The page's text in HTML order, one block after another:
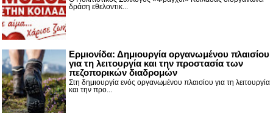
δράση εθελοντικ...
Ερμιονίδα: Δημιουργία οργανωμένου πλαισίου
για τη λειτουργία και την προστασία των
πεζοπορικών διαδρομών
Στη δημιουργία ενός οργανωμένου πλαισίου για τη λειτουργία
και την προ...